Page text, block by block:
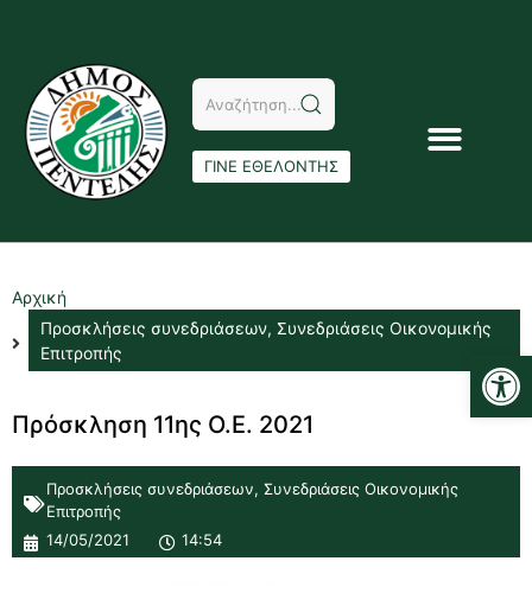
ΓΙΝΕ ΕΘΕΛΟΝΤΗΣ
Αρχική
Προσκλήσεις συνεδριάσεων, Συνεδριάσεις Οικονομικής
Επιτροπής
Πρόσκληση 11ης Ο.Ε. 2021
Προσκλήσεις συνεδριάσεων, Συνεδριάσεις Οικονομικής
Επιτροπής
14/05/2021
14:54